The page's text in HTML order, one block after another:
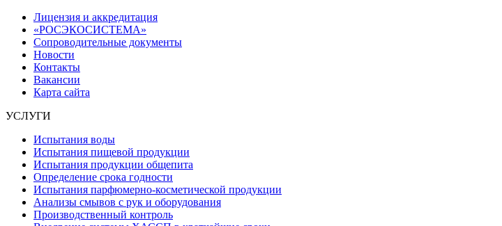
Лицензия и аккредитация
«РОСЭКОСИСТЕМА»
Сопроводительные документы
Новости
Контакты
Вакансии
Карта сайта
УСЛУГИ
Испытания воды
Испытания пищевой продукции
Испытания продукции общепита
Определение срока годности
Испытания парфюмерно-косметической продукции
Анализы смывов с рук и оборудования
Производственный контроль